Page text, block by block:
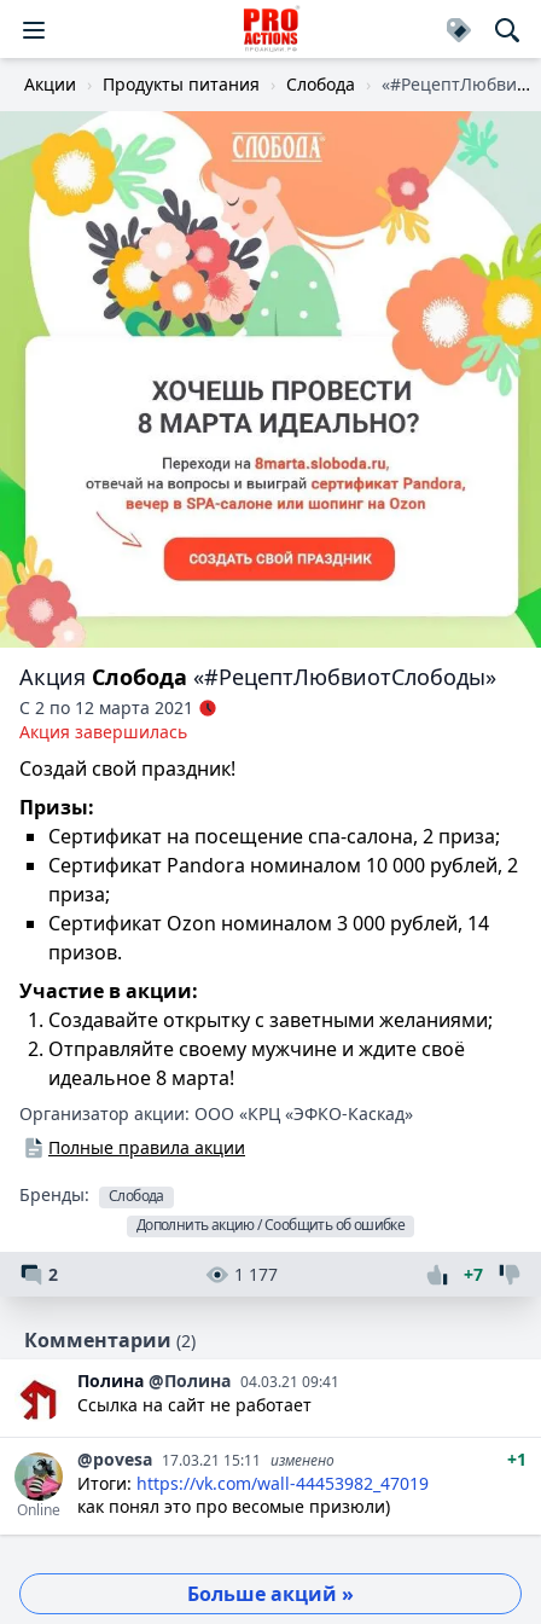
Акции Продукты питания Слобода «#РецептЛюбвиотСлободы»
Акция Слобода «#РецептЛюбвиотСлободы»
С 2 по 12 марта 2021
Акция завершилась
Создай свой праздник!
Призы:
Сертификат на посещение спа-салона, 2 приза;
Сертификат Pandora номиналом 10 000 рублей, 2
приза;
Сертификат Ozon номиналом 3 000 рублей, 14
призов.
Участие в акции:
Создавайте открытку с заветными желаниями;
Отправляйте своему мужчине и ждите своё
идеальное 8 марта!
Организатор акции: ООО «КРЦ «ЭФКО-Каскад»
Полные правила акции
Бренды:
Слобода
Дополнить акцию / Сообщить об ошибке
2 1 177 +7
Комментарии (2)
Полина @Полина 04.03.21 09:41
Ссылка на сайт не работает
Online
@povesa 17.03.21 15:11 изменено
+1
Итоги: https://vk.com/wall-44453982_47019
как понял это про весомые призюли)
Больше акций »